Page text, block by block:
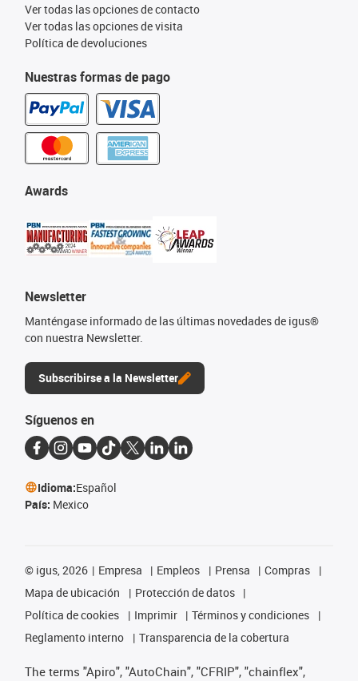
Nuestras formas de pago
Awards
Newsletter
Manténgase informado de las últimas novedades de igus®
con nuestra Newsletter.
Subscribirse a la Newsletter
Ver todas las opciones de contacto
Ver todas las opciones de visita
Política de devoluciones
Síguenos en
Idioma:Español
País: Mexico
© igus, 2026 Empresa Empleos Prensa
Compras
Mapa de ubicación
Protección de datos
Política de cookies
Imprimir
Términos y condiciones
Reglamento interno
Transparencia de la cobertura
The terms "Apiro", "AutoChain", "CFRIP", "chainflex",